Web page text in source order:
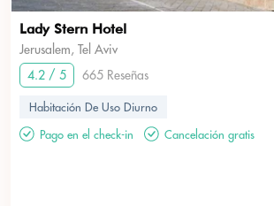
Lady Stern Hotel
Jerusalem, Tel Aviv
4.2 / 5
665 Reseñas
Habitación De Uso Diurno
Pago en el check-in
Cancelación gratis